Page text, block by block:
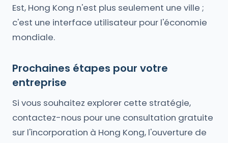
Est, Hong Kong n'est plus seulement une ville ;
c'est une interface utilisateur pour l'économie
mondiale.
Prochaines étapes pour votre
entreprise
Si vous souhaitez explorer cette stratégie,
contactez-nous pour une consultation gratuite
sur l'incorporation à Hong Kong, l'ouverture de